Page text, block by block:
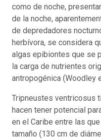
como de noche,
de la noche,
de depredadores
herbívora, se considera
algas epibiontes que se
la carga de nutrientes
antropogénica (Woodley
Tripneustes ventricosus
hacen tener potencial
en el Caribe entre las
tamaño (130 cm de